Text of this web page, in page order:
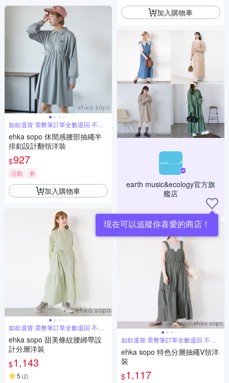
如欲退貨 需整筆訂單全數退回 不能
單退
ehka sopo 休閒感腰部抽繩半
排釦設計翻領洋裝
$927
活動 券
加入購物車
如欲退貨 需整筆訂單全數退回 不能
單退
ehka sopo 甜美條紋腰綁帶設
計分層洋裝
$1,143
5 (2)
加入購物車
earth music&ecology官方旗
艦店
現在可以追蹤你喜愛的商店！
如欲退貨 需整筆訂單全數退回 不能
單退
ehka sopo 特色分層抽繩V領洋
裝
$1,117